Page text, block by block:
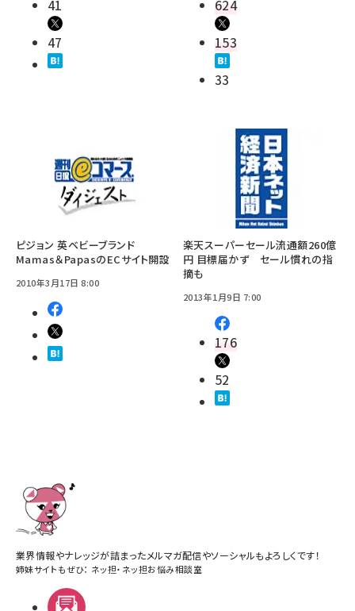
41
47
624
153
33
ピジョン 英ベビーブランド
Mamas＆PapasのECサイト開設
2010年3月17日 8:00
楽天スーパーセール流通額260億
円 目標届かず セール慣れの指
摘も
2013年1月9日 7:00
176
52
業界情報やナレッジが詰まったメルマガ配信やソーシャルもよろしくです！
姉妹サイトもぜひ： ネッ担・ ネッ担お悩み相談室